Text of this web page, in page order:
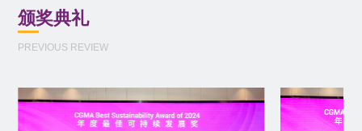
颁奖典礼
PREVIOUS REVIEW